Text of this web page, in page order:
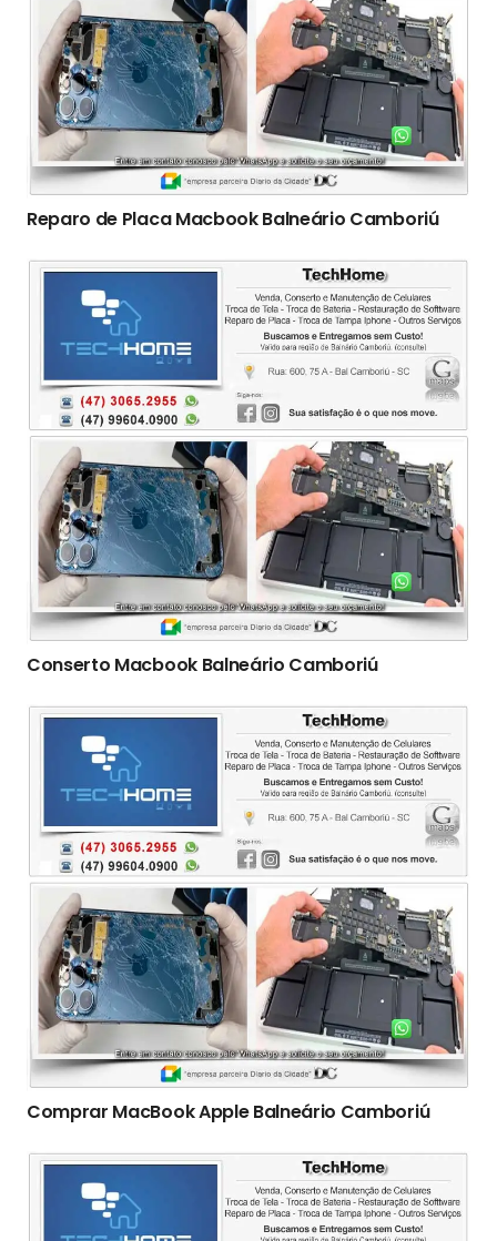
Reparo de Placa Macbook Balneário Camboriú
Conserto Macbook Balneário Camboriú
Comprar MacBook Apple Balneário Camboriú